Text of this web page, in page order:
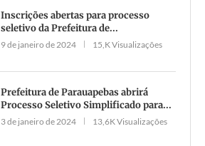
Inscrições abertas para processo
seletivo da Prefeitura de...
9 de janeiro de 2024 15,K Visualizações
Prefeitura de Parauapebas abrirá
Processo Seletivo Simplificado para...
3 de janeiro de 2024 13,6K Visualizações